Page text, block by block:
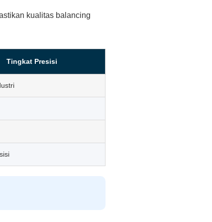
kualitas balancing
Tingkat Presisi